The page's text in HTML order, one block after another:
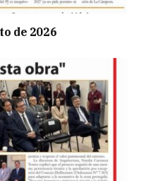
de 2026